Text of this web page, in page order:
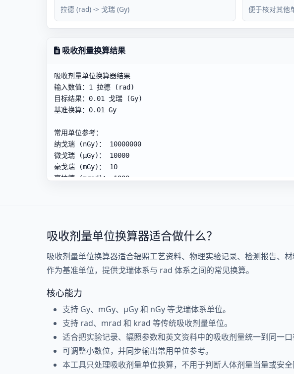
拉德 (rad) -> 戈瑞 (Gy) 便于核对其他
吸收剂量换算结果
吸收剂量单位换算器适合做什么？
吸收剂量单位换算器适合辐照工艺资料、物理实验记录、检测报告、
作为基准单位，提供戈瑞体系与 rad 体系之间的常见换算。
核心能力
支持 Gy、mGy、μGy 和 nGy 等戈瑞体系单位。
支持 rad、mrad 和 krad 等传统吸收剂量单位。
适合把实验记录、辐照参数和英文资料中的吸收剂量统一到同一口
可调整小数位，并同步输出常用单位参考。
本工具只处理吸收剂量单位换算，不用于判断人体剂量当量或安全